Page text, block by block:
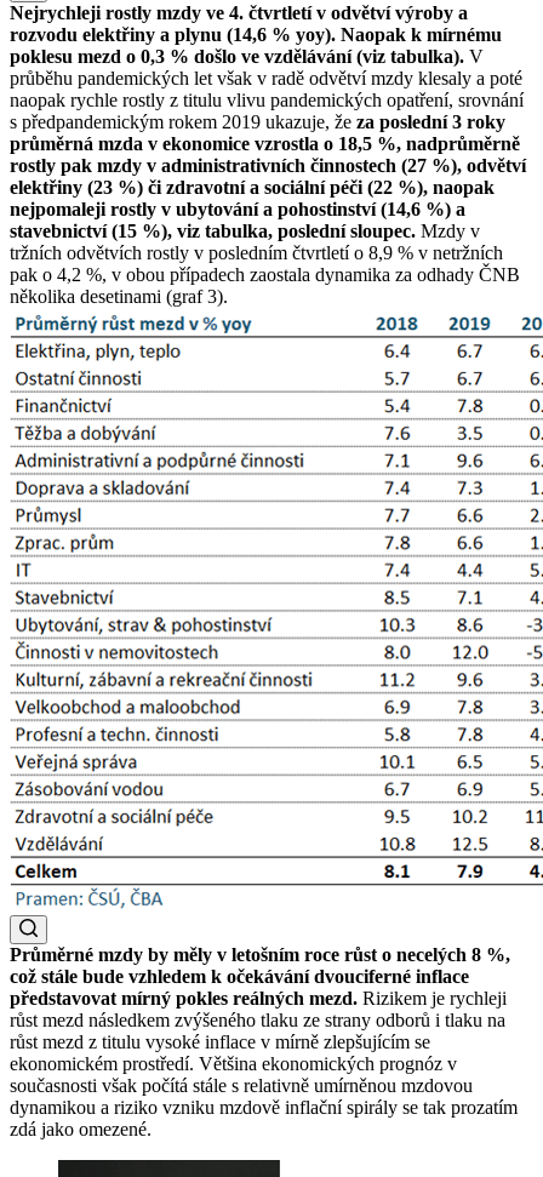
Nejrychleji rostly mzdy ve 4. čtvrtletí v odvětví výroby a
rozvodu elektřiny a plynu (14,6 % yoy). Naopak k mírnému
poklesu mezd o 0,3 % došlo ve vzdělávání (viz tabulka). V
průběhu pandemických let však v radě odvětví mzdy klesaly a poté
naopak rychle rostly z titulu vlivu pandemických opatření, srovnání
s předpandemickým rokem 2019 ukazuje, že za poslední 3 roky
průměrná mzda v ekonomice vzrostla o 18,5 %, nadprůměrně
rostly pak mzdy v administrativních činnostech (27 %), odvětví
elektřiny (23 %) či zdravotní a sociální péči (22 %), naopak
nejpomaleji rostly v ubytování a pohostinství (14,6 %) a
stavebnictví (15 %), viz tabulka, poslední sloupec. Mzdy v
tržních odvětvích rostly v posledním čtvrtletí o 8,9 % v netržních
pak o 4,2 %, v obou případech zaostala dynamika za odhady ČNB
několika desetinami (graf 3).
Průměrné mzdy by měly v letošním roce růst o necelých 8 %,
což stále bude vzhledem k očekávání dvouciferné inflace
představovat mírný pokles reálných mezd. Rizikem je rychleji
růst mezd následkem zvýšeného tlaku ze strany odborů i tlaku na
růst mezd z titulu vysoké inflace v mírně zlepšujícím se
ekonomickém prostředí. Většina ekonomických prognóz v
současnosti však počítá stále s relativně umírněnou mzdovou
dynamikou a riziko vzniku mzdově inflační spirály se tak prozatím
zdá jako omezené.